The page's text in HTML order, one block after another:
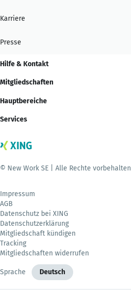
Karriere
Presse
Hilfe & Kontakt
Mitgliedschaften
Hauptbereiche
Services
© New Work SE | Alle Rechte vorbehalten
Impressum
AGB
Datenschutz bei XING
Datenschutzerklärung
Mitgliedschaft kündigen
Tracking
Mitgliedschaften widerrufen
Sprache Deutsch